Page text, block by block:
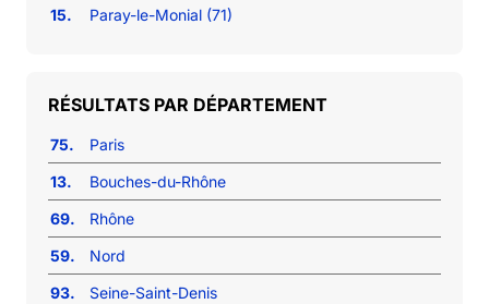
15.
Paray-le-Monial (71)
RÉSULTATS PAR DÉPARTEMENT
75.
Paris
13.
Bouches-du-Rhône
69.
Rhône
59.
Nord
93.
Seine-Saint-Denis